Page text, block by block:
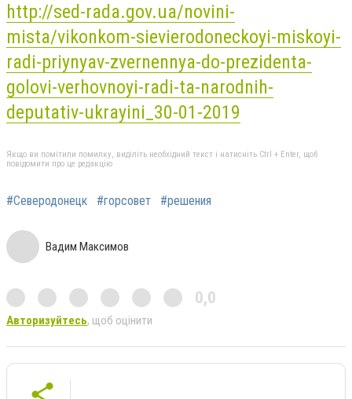
http://sed-rada.gov.ua/novini-
mista/vikonkom-sievierodoneckoyi-miskoyi-
radi-priynyav-zvernennya-do-prezidenta-
golovi-verhovnoyi-radi-ta-narodnih-
deputativ-ukrayini_30-01-2019
Якщо ви помітили помилку, виділіть необхідний текст і натисніть Ctrl + Enter, щоб
повідомити про це редакцію
#Северодонецк #горсовет #решения
Вадим Максимов
0,0
Авторизуйтесь, щоб оцінити